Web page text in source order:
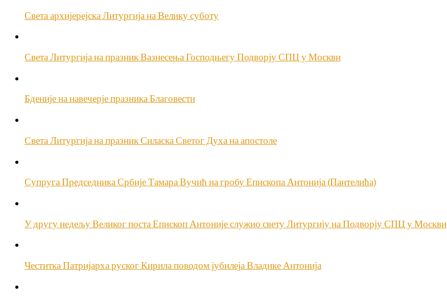
Света архијерејска Литургија на Велику суботу
Света Литургија на празник Вазнесења Господњегу Подворју СПЦ у Москви
Бденије на навечерје празника Благовести
Света Литургија на празник Силаска Светог Духа на апостоле
Супруга Председника Србије Тамара Вучић на гробу Епископа Антонија (Пантелића)
У другу недељу Великог поста Епископ Антоније служио свету Литургију на Подворју СПЦ у Москви
Честитка Патријарха руског Кирила поводом јубилеја Владике Антонија